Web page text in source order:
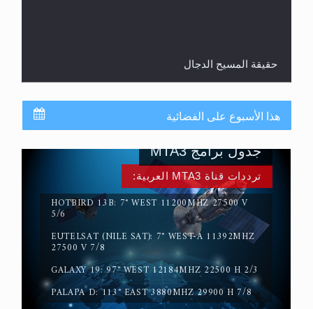
حقيقة المسيح الدجال
القرآن قاضٍ وحكمٌ على السنة ومهيمنٌ عليها.. ليس
هذا الأسبوع على الفضائية
ترددات قناة MTA3 العربية:
HOTBIRD 13B: 7° WEST 11200MHZ 27500 V
5/6
EUTELSAT (NILE SAT): 7° WEST-A 11392MHZ
27500 V 7/8
GALAXY 19: 97° WEST 12184MHZ 22500 H 2/3
PALAPA D: 113° EAST 3880MHZ 29900 H 7/8
جدول برامج MTA3